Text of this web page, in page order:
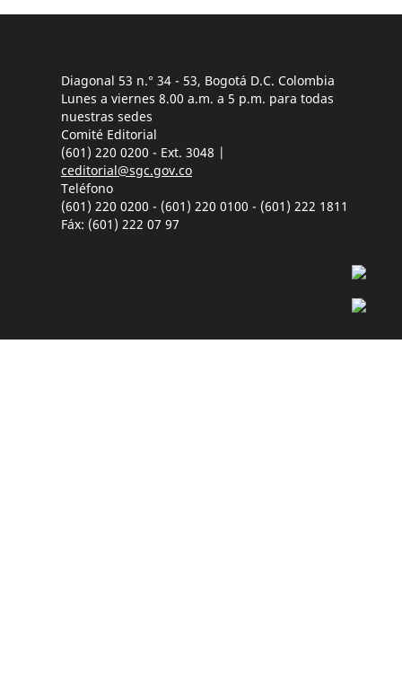
Diagonal 53 n.° 34 - 53, Bogotá D.C. Colombia
Lunes a viernes 8.00 a.m. a 5 p.m. para todas
nuestras sedes
Comité Editorial
(601) 220 0200 - Ext. 3048 |
ceditorial@sgc.gov.co
Teléfono
(601) 220 0200 - (601) 220 0100 - (601) 222 1811
Fáx: (601) 222 07 97